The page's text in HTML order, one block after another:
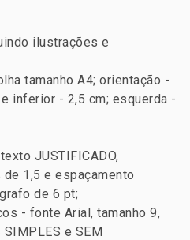
ilustrações e
tamanho A4; orientação -
inferior - 2,5 cm; esquerda -
JUSTIFICADO,
1,5 e espaçamento
de 6 pt;
- fonte Arial, tamanho 9,
e SEM